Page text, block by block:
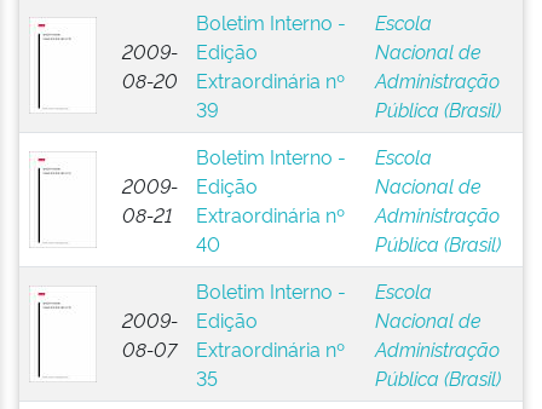
2009-
08-20
Boletim Interno -
Edição
Extraordinária nº
39
Escola
Nacional de
Administração
Pública (Brasil)
2009-
08-21
Boletim Interno -
Edição
Extraordinária nº
40
Escola
Nacional de
Administração
Pública (Brasil)
2009-
08-07
Boletim Interno -
Edição
Extraordinária nº
35
Escola
Nacional de
Administração
Pública (Brasil)